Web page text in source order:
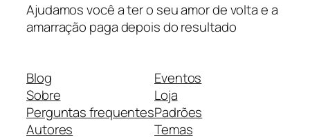
Ajudamos você a ter o seu amor de volta e a
amarração paga depois do resultado
Blog
Sobre
Perguntas frequentes
Autores
Eventos
Loja
Padrões
Temas